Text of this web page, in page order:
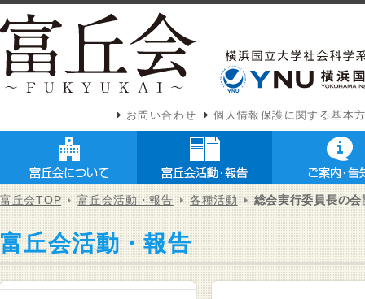
お問い合わせ 個人情報保護に関する基本
富丘会TOP 富丘会活動・報告 各種活動 総会実行委員長の
富丘会活動・報告